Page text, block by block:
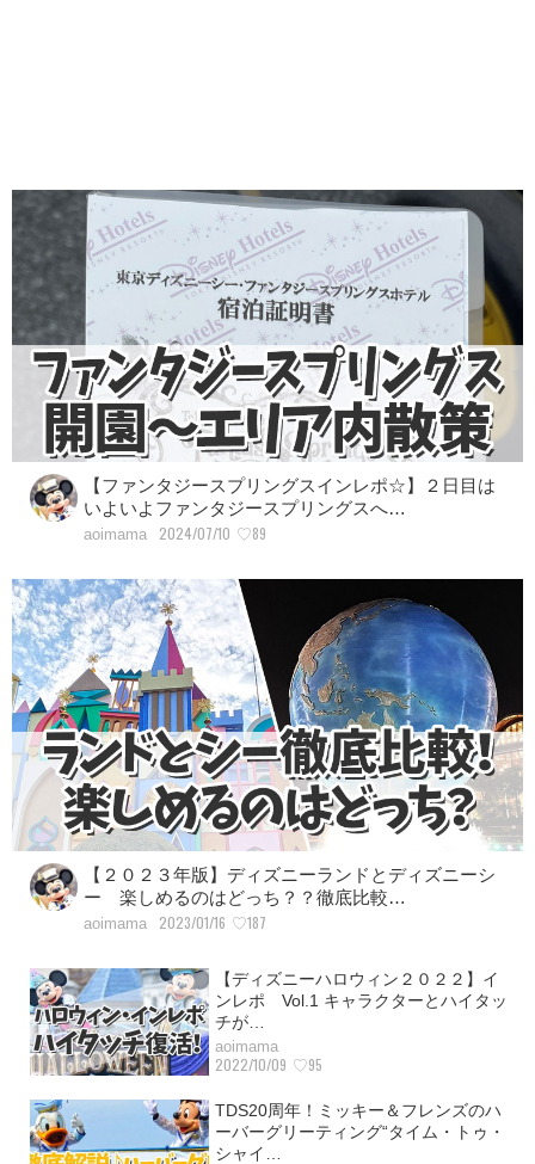
【ファンタジースプリングスインレポ☆】２日目は
いよいよファンタジースプリングスへ…
aoimama 2024/07/10 ♡89
【２０２３年版】ディズニーランドとディズニーシ
ー 楽しめるのはどっち？？徹底比較…
aoimama 2023/01/16 ♡187
【ディズニーハロウィン２０２２】イ
ンレポ Vol.1 キャラクターとハイタッ
チが…
aoimama
2022/10/09 ♡95
TDS20周年！ミッキー＆フレンズのハ
ーバーグリーティング“タイム・トゥ・
シャイ…